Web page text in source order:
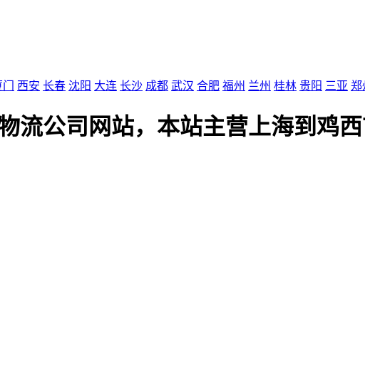
西安 长春 沈阳 大连 长沙 成都 武汉 合肥 福州 兰州 桂林 贵阳 三亚 郑
流公司网站，本站主营上海到鸡